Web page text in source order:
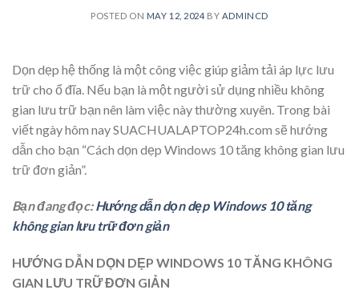
POSTED ON MAY 12, 2024 BY ADMINCD
Dọn dẹp hệ thống là một công việc giúp giảm tải áp lực lưu
trữ cho ổ đĩa. Nếu bạn là một người sử dụng nhiều không
gian lưu trữ bạn nên làm việc này thường xuyên. Trong bài
viết ngày hôm nay SUACHUALAPTOP24h.com sẽ hướng
dẫn cho bạn “Cách dọn dẹp Windows 10 tăng không gian lưu
trữ đơn giản”.
Bạn đang đọc:Hướng dẫn dọn dẹp Windows 10 tăng
không gian lưu trữ đơn giản
HƯỚNG DẪN DỌN DẸP WINDOWS 10 TĂNG KHÔNG
GIAN LƯU TRỮ ĐƠN GIẢN